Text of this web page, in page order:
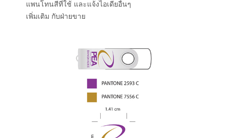
แพนโทนสีที่ใช้ และแจ้งไอเดียอื่นๆ
เพิ่มเติม กับฝ่ายขาย